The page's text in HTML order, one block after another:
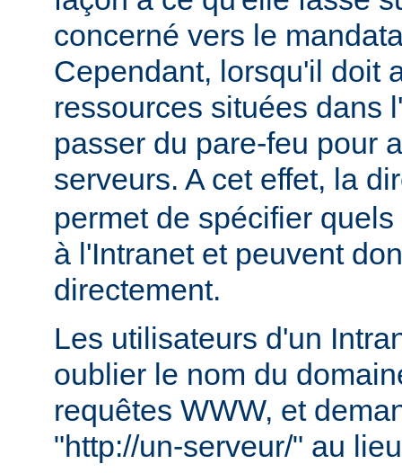
concerné vers le
Cependant, lorsqu'il doit
ressources situées dans
passer du pare-feu pour
serveurs. A cet effet, la
permet de spécifier
à l'Intranet et peuvent
directement.
Les utilisateurs d'un
oublier le nom du
requêtes WWW, et
"http://un-serveur/" au